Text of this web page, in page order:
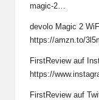
magic-2…
devolo Magic 2
https://amzn.to/
FirstReview auf
https://
FirstReview auf